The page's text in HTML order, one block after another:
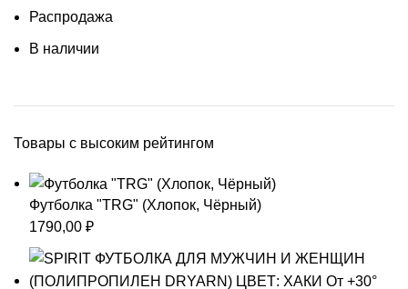
Распродажа
В наличии
Товары с высоким рейтингом
Футболка "TRG" (Хлопок, Чёрный)
1790,00 ₽